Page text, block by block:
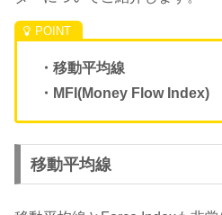
・移動平均線
・MFI(Money Flow Index)
移動平均線